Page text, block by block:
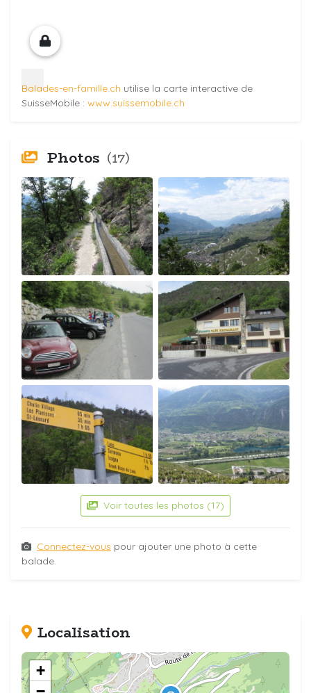
Balades-en-famille.ch utilise la carte interactive de
SuisseMobile : www.suissemobile.ch
Photos (17)
Voir toutes les photos (17)
Connectez-vous pour ajouter une photo à cette
balade.
Localisation
+